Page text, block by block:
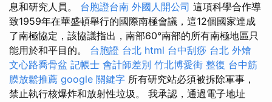
息和研究人員。 台胞證台南 外國人開公司 這項科學合作導
致1959年在華盛頓舉行的國際南極會議，這12個國家達成
了南極協定，該協議指出，南部60°南部的所有南極地區只
能用於和平目的。 台胞證 台北 html 台中刮痧 台北 外燴
文心路喬骨盆 記帳士 會計師差別 竹北博愛街 整復 台中筋
膜放鬆推薦 google 關鍵字 所有研究站必須被拆除軍事，
禁止執行核爆炸和放射性垃圾。 我承認，通過電子地址